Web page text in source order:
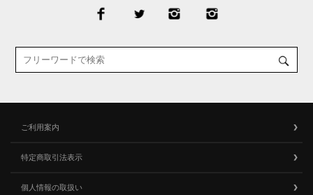
ご利用案内
特定商取引法表示
個人情報の取扱い